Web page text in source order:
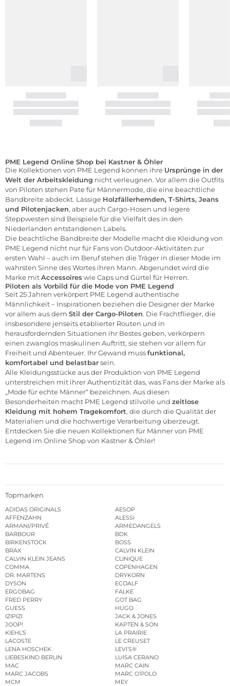
PME Legend Online Shop bei Kastner & Öhler
Die Kollektionen von PME Legend können ihre Ursprünge in der
Welt der Arbeitskleidung nicht verleugnen. Vor allem die Outfits
von Piloten stehen Pate für Männermode, die eine beachtliche
Bandbreite abdeckt. Lässige Holzfällerhemden, T-Shirts, Jeans
und Pilotenjacken, aber auch Cargo-Hosen und legere
Steppwesten sind Beispiele für die Vielfalt des in den
Niederlanden entstandenen Labels.
Die beachtliche Bandbreite der Modelle macht die Kleidung von
PME Legend nicht nur für Fans von Outdoor-Aktivitäten zur
ersten Wahl – auch im Beruf stehen die Träger in dieser Mode im
wahrsten Sinne des Wortes ihren Mann. Abgerundet wird die
Marke mitAccessoireswie Caps und Gürtel für Herren.
Piloten als Vorbild für die Mode von PME Legend
Seit 25 Jahren verkörpert PME Legend authentische
Männlichkeit – Inspirationen beziehen die Designer der Marke
vor allem aus dem Stil der Cargo-Piloten. Die Frachtflieger, die
insbesondere jenseits etablierter Routen und in
herausfordernden Situationen ihr Bestes geben, verkörpern
einen zwanglos maskulinen Auftritt, sie stehen vor allem für
Freiheit und Abenteuer. Ihr Gewand mussfunktional,
komfortabel und belastbarsein.
Alle Kleidungsstücke aus der Produktion von PME Legend
unterstreichen mit ihrer Authentizität das, was Fans der Marke als
„Mode für echte Männer“ bezeichnen. Aus diesen
Besonderheiten macht PME Legend stilvolle und zeitlose
Kleidung mit hohem Tragekomfort, die durch die Qualität der
Materialien und die hochwertige Verarbeitung überzeugt.
Entdecken Sie die neuen Kollektionen für Männer von PME
Legend im Online Shop von Kastner & Öhler!
Topmarken
ADIDAS ORIGINALS
AESOP
AFFENZAHN
ALESSI
ARMANI/PRIVÉ
ARMEDANGELS
BARBOUR
BDK
BIRKENSTOCK
BOSS
BRAX
CALVIN KLEIN
CALVIN KLEIN JEANS
CLINIQUE
COMMA
COPENHAGEN
DR. MARTENS
DRYKORN
DYSON
ECOALF
ERGOBAG
FALKE
FRED PERRY
GOT BAG
GUESS
HUGO
IZIPIZI
JACK & JONES
JOOP!
KAPTEN & SON
KIEHL’S
LA PRAIRIE
LACOSTE
LE CREUSET
LENA HOSCHEK
LEVI’S®
LIEBESKIND BERLIN
LUISA CERANO
MAC
MARC CAIN
MARC JACOBS
MARC O’POLO
MCM
MEY